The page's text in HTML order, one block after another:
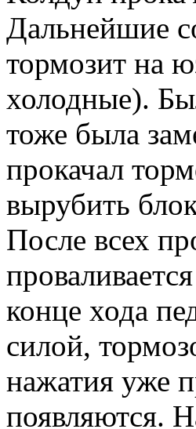
Дальнейшие
тормозит на
холодные).
тоже была
прокачал
вырубить
После всех
конце хода
силой,
нажатия уже
появляются.